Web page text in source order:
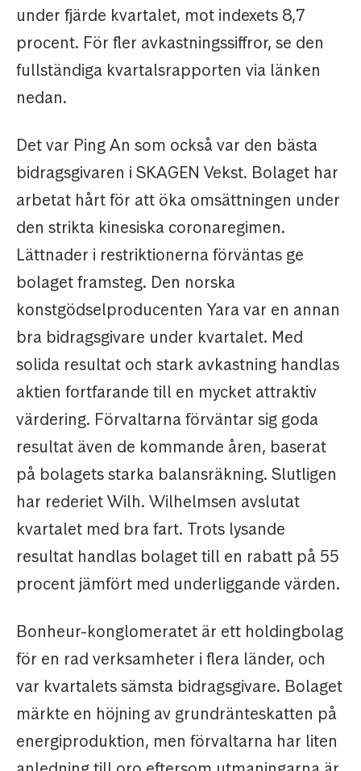
under fjärde kvartalet, mot indexets 8,7
procent. För fler avkastningssiffror, se den
fullständiga kvartalsrapporten via länken
nedan.
Det var Ping An som också var den bästa
bidragsgivaren i SKAGEN Vekst. Bolaget har
arbetat hårt för att öka omsättningen under
den strikta kinesiska coronaregimen.
Lättnader i restriktionerna förväntas ge
bolaget framsteg. Den norska
konstgödselproducenten Yara var en annan
bra bidragsgivare under kvartalet. Med
solida resultat och stark avkastning handlas
aktien fortfarande till en mycket attraktiv
värdering. Förvaltarna förväntar sig goda
resultat även de kommande åren, baserat
på bolagets starka balansräkning. Slutligen
har rederiet Wilh. Wilhelmsen avslutat
kvartalet med bra fart. Trots lysande
resultat handlas bolaget till en rabatt på 55
procent jämfört med underliggande värden.
Bonheur-konglomeratet är ett holdingbolag
för en rad verksamheter i flera länder, och
var kvartalets sämsta bidragsgivare. Bolaget
märkte en höjning av grundränteskatten på
energiproduktion, men förvaltarna har liten